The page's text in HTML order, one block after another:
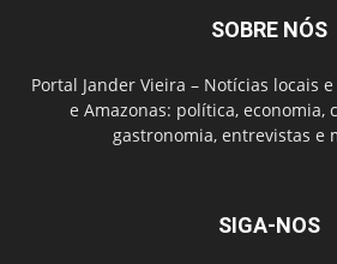
SOBRE NÓS
Portal Jander Vieira – Notícias locais
e Amazonas: política, economia,
gastronomia, entrevistas e
SIGA-NOS